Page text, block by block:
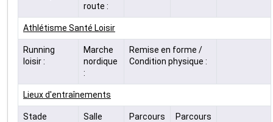
route :
Athlétisme Santé Loisir
Running
loisir :
Marche
nordique
:
Remise en forme /
Condition physique :
Lieux d'entraînements
Stade
Salle
Parcours
Parcours